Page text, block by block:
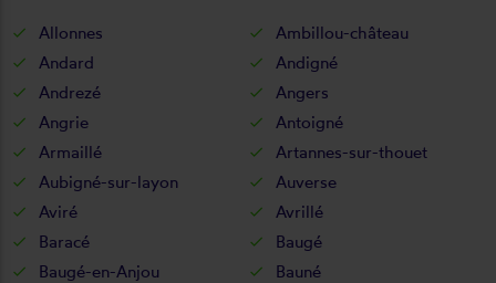
Allonnes
Ambillou-château
Andard
Andigné
Andrezé
Angers
Angrie
Antoigné
Armaillé
Artannes-sur-thouet
Aubigné-sur-layon
Auverse
Aviré
Avrillé
Baracé
Baugé
Baugé-en-Anjou
Bauné